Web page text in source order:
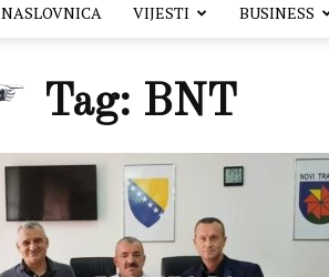
NASLOVNICA VIJESTI BUSINESS
Tag: BNT